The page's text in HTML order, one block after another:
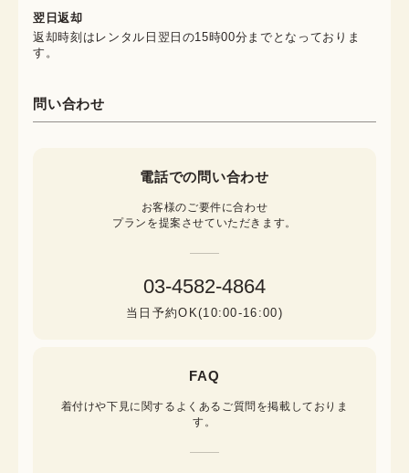
翌日返却
返却時刻はレンタル日翌日の15時00分までとなっておりま
す。
問い合わせ
電話での問い合わせ
お客様のご要件に合わせ
プランを提案させていただきます。
03-4582-4864
当日予約OK(10:00-16:00)
FAQ
着付けや下見に関するよくあるご質問を掲載しておりま
す。